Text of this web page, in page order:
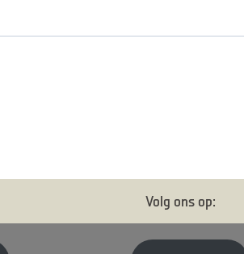
Volg ons op: